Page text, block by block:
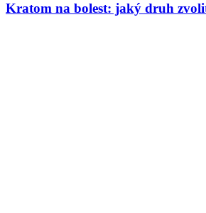
Kratom na bolest: jaký druh